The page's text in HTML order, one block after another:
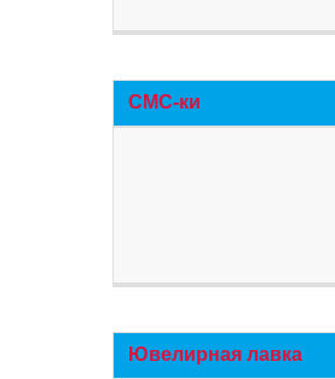
СМС-ки
Ювелирная лавка